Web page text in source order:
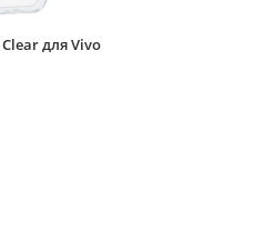
для Vivo